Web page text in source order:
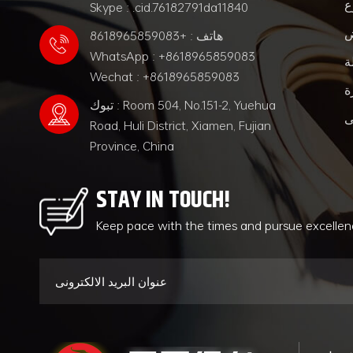
Skype : .cid.76182791da11840
هاتف : +8618965859083
WhatsApp : +8618965859083
Wechat : +8618965859083
تبوك : Room 504, No.151-2, Yuehua
Road, Huli District, Xiamen, Fujian
Province, China
STAY IN TOUCH!
Keep pace with the times and pursue